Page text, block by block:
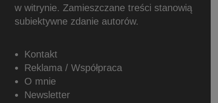
w witrynie. Zamieszczane treści stanowią
subiektywne zdanie autorów.
Kontakt
Reklama / Współpraca
O mnie
Newsletter